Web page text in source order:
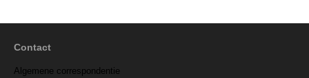
Contact
Algemene correspondentie